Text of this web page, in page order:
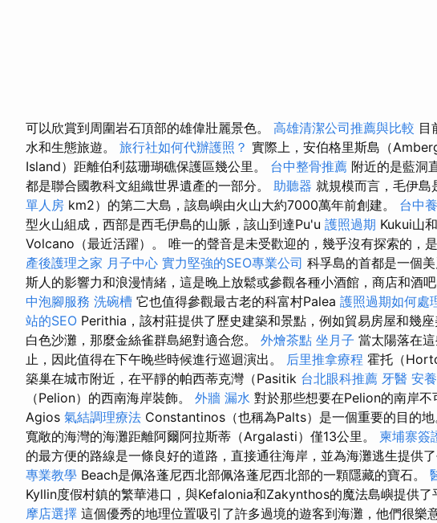
可以欣賞到周圍岩石頂部的雄偉壯麗景色。 高雄清潔公司推薦與比較 目
水和生態旅遊。 旅行社如何代辦護照？ 實際上，安伯格里斯島（
Island）距離伯利茲珊瑚礁保護區幾公里。 台中整骨推薦 附近的是藍洞
都是聯合國教科文組織世界遺產的一部分。 助聽器 就規模而言，毛伊
單人房 km2）的第二大島，該島嶼由火山大約7000萬年前創建。 台中
型火山組成，西部是西毛伊島的山脈，該山到達Pu'u 護照過期 Kukui山
Volcano（最近活躍）。 唯一的聲音是未受歡迎的，幾乎沒有探索的，
產後護理之家 月子中心 實力堅強的SEO專業公司 科孚島的首都是一個
斯人的影響力和浪漫情緒，這是晚上放鬆或參觀各種小酒館，商店和酒吧
中泡腳服務 洗碗槽 它也值得參觀最古老的科富村Palea 護照過期如何處
站的SEO Perithia，該村莊提供了歷史建築和景點，例如貿易房屋和幾
白色沙灘，那麼金絲雀群島絕對適合您。 外燴茶點 坐月子 當太陽落在
止，因此值得在下午晚些時候進行巡迴演出。 后里推拿療程 霍托（
築巢在城市附近，在平靜的帕西蒂克灣（Pasitik 台北眼科推薦 牙醫 安
（Pelion）的西南海岸裝飾。 外牆 漏水 對於那些想要在Pelion的南岸不
Agios 氣結調理療法 Constantinos（也稱為Palts）是一個重要的目的地
寬敞的海灣的海灘距離阿爾阿拉斯蒂（Argalasti）僅13公里。 柬埔寨簽
的最方便的路線是一條良好的道路，直接通往海岸，並為海灘逃生提供
專業教學 Beach是佩洛蓬尼西北部佩洛蓬尼西北部的一顆隱藏的寶石。
Kyllin度假村鎮的繁華港口，與Kefalonia和Zakynthos的魔法島嶼提供了
摩店選擇 這個優秀的地理位置吸引了許多過境的遊客到海灘，他們很樂